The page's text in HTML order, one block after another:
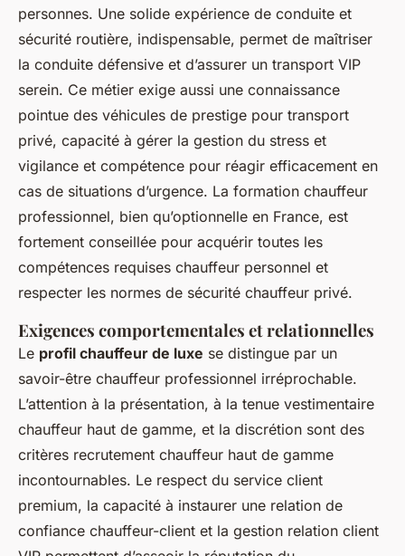
personnes. Une solide expérience de conduite et
sécurité routière, indispensable, permet de maîtriser
la conduite défensive et d’assurer un transport VIP
serein. Ce métier exige aussi une connaissance
pointue des véhicules de prestige pour transport
privé, capacité à gérer la gestion du stress et
vigilance et compétence pour réagir efficacement en
cas de situations d’urgence. La formation chauffeur
professionnel, bien qu’optionnelle en France, est
fortement conseillée pour acquérir toutes les
compétences requises chauffeur personnel et
respecter les normes de sécurité chauffeur privé.
Exigences comportementales et relationnelles
Le profil chauffeur de luxe se distingue par un
savoir-être chauffeur professionnel irréprochable.
L’attention à la présentation, à la tenue vestimentaire
chauffeur haut de gamme, et la discrétion sont des
critères recrutement chauffeur haut de gamme
incontournables. Le respect du service client
premium, la capacité à instaurer une relation de
confiance chauffeur-client et la gestion relation client